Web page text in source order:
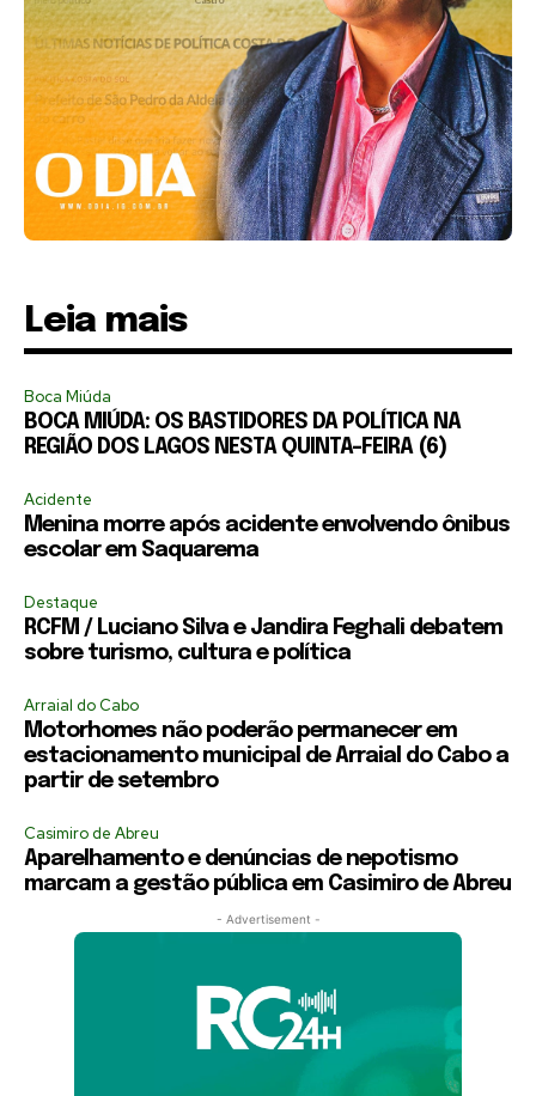
Leia mais
Boca Miúda
BOCA MIÚDA: OS BASTIDORES DA POLÍTICA NA
REGIÃO DOS LAGOS NESTA QUINTA-FEIRA (6)
Acidente
Menina morre após acidente envolvendo ônibus
escolar em Saquarema
Destaque
RCFM / Luciano Silva e Jandira Feghali debatem
sobre turismo, cultura e política
Arraial do Cabo
Motorhomes não poderão permanecer em
estacionamento municipal de Arraial do Cabo a
partir de setembro
Casimiro de Abreu
Aparelhamento e denúncias de nepotismo
marcam a gestão pública em Casimiro de Abreu
- Advertisement -